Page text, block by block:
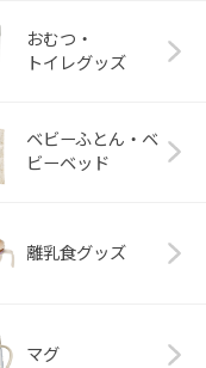
おむつ・
トイレグッズ
ベビーふとん・ベ
ビーベッド
離乳食グッズ
マグ